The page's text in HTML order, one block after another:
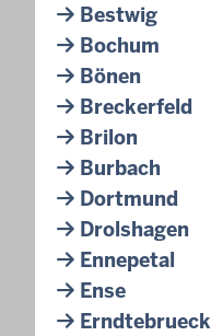
Bestwig
Bochum
Bönen
Breckerfeld
Brilon
Burbach
Dortmund
Drolshagen
Ennepetal
Ense
Erndtebrueck